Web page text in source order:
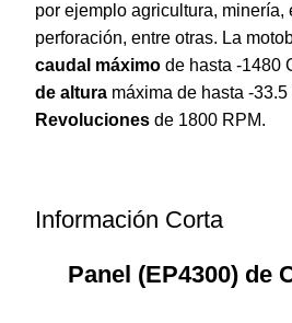
por ejemplo agricultura, minería,
perforación, entre otras. La
caudal máximo de hasta -1480
de altura máxima de hasta -33.5
Revoluciones de 1800 RPM.
Información Corta
Panel (EP4300) de